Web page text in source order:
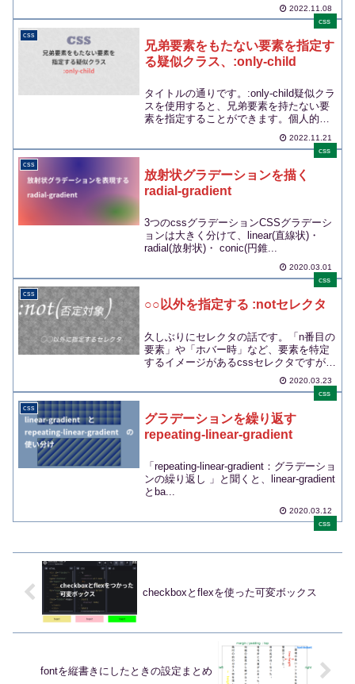
2022.11.08
css
css
兄弟要素をもたない要素を指定す
る疑似クラス、:only-child
タイトルの通りです。:only-child疑似クラ
スを使用すると、兄弟要素を持たない要
素を指定することができます。個人的に
2022.11.21
css
css
放射状グラデーションを描く
radial-gradient
3つのcssグラデーションCSSグラデーシ
ョンは大きく分けて、linear(直線状)・
radial(放射状)・ conic(円錐...
2020.03.01
css
css
○○以外を指定する :notセレクタ
久しぶりにセレクタの話です。「n番目の
要素」や「ホバー時」など、要素を特定
するイメージがあるcssセレクタですが、
2020.03.23
css
css
グラデーションを繰り返す
repeating-linear-gradient
「repeating-linear-gradient：グラデーショ
ンの繰り返し 」と聞くと、linear-gradient
とba...
2020.03.12
css
checkboxとflexを使った可変ボックス
fontを縦書きにしたときの設定まとめ